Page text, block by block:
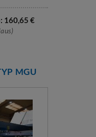
160,65 €
MGU